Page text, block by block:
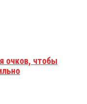
очков, чтобы